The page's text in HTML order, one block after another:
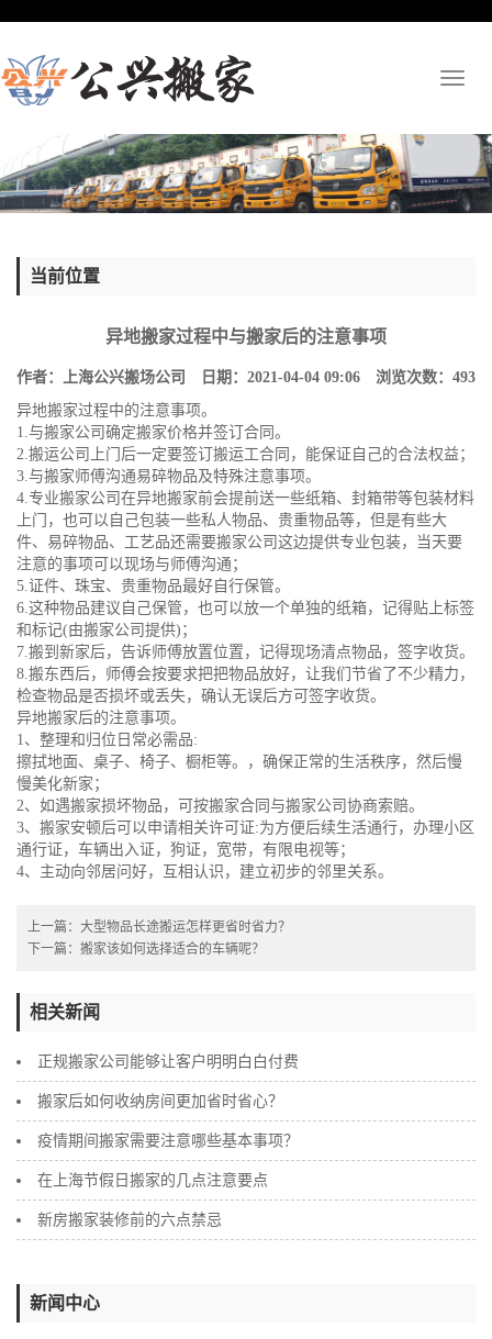
当前位置
异地搬家过程中与搬家后的注意事项
作者：上海公兴搬场公司 日期：2021-04-04 09:06 浏览次数： 493
异地搬家过程中的注意事项。
1.与搬家公司确定搬家价格并签订合同。
2.搬运公司上门后一定要签订搬运工合同，能保证自己的合法权益；
3.与搬家师傅沟通易碎物品及特殊注意事项。
4.专业搬家公司在异地搬家前会提前送一些纸箱、封箱带等包装材料
上门，也可以自己包装一些私人物品、贵重物品等，但是有些大
件、易碎物品、工艺品还需要搬家公司这边提供专业包装，当天要
注意的事项可以现场与师傅沟通；
5.证件、珠宝、贵重物品最好自行保管。
6.这种物品建议自己保管，也可以放一个单独的纸箱，记得贴上标签
和标记(由搬家公司提供)；
7.搬到新家后，告诉师傅放置位置，记得现场清点物品，签字收货。
8.搬东西后，师傅会按要求把把物品放好，让我们节省了不少精力，
检查物品是否损坏或丢失，确认无误后方可签字收货。
异地搬家后的注意事项。
1、整理和归位日常必需品:
擦拭地面、桌子、椅子、橱柜等。，确保正常的生活秩序，然后慢
慢美化新家；
2、如遇搬家损坏物品，可按搬家合同与搬家公司协商索赔。
3、搬家安顿后可以申请相关许可证:为方便后续生活通行，办理小区
通行证，车辆出入证，狗证，宽带，有限电视等；
4、主动向邻居问好，互相认识，建立初步的邻里关系。
上一篇： 大型物品长途搬运怎样更省时省力？
下一篇： 搬家该如何选择适合的车辆呢？
相关新闻
正规搬家公司能够让客户明明白白付费
搬家后如何收纳房间更加省时省心？
疫情期间搬家需要注意哪些基本事项？
在上海节假日搬家的几点注意要点
新房搬家装修前的六点禁忌
新闻中心